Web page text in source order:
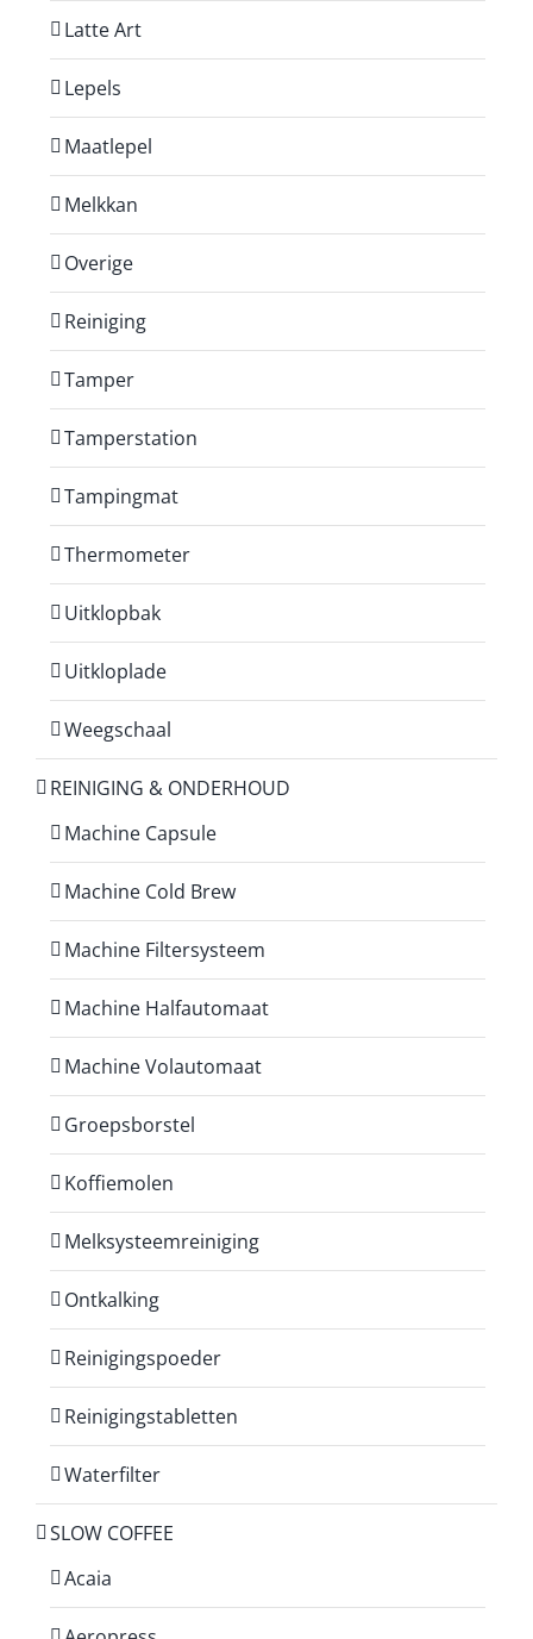
Latte Art
Lepels
Maatlepel
Melkkan
Overige
Reiniging
Tamper
Tamperstation
Tampingmat
Thermometer
Uitklopbak
Uitkloplade
Weegschaal
REINIGING & ONDERHOUD
Machine Capsule
Machine Cold Brew
Machine Filtersysteem
Machine Halfautomaat
Machine Volautomaat
Groepsborstel
Koffiemolen
Melksysteemreiniging
Ontkalking
Reinigingspoeder
Reinigingstabletten
Waterfilter
SLOW COFFEE
Acaia